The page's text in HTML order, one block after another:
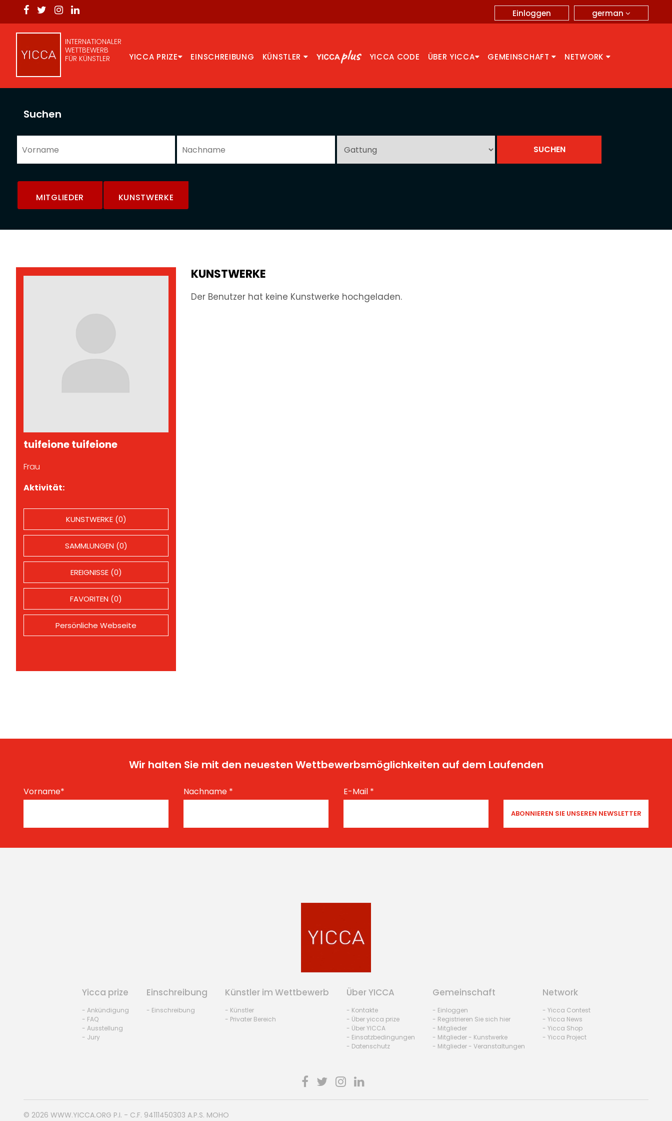
german
Einloggen
INTERNATIONALER
WETTBEWERB
FÜR KÜNSTLER
YICCA PRIZE EINSCHREIBUNG KÜNSTLER YICCA CODE ÜBER YICCA GEMEINSCHAFT NETWORK
Suchen
MITGLIEDER KUNSTWERKE
tuifeione tuifeione
Frau
Aktivität:
KUNSTWERKE (0)
SAMMLUNGEN (0)
EREIGNISSE (0)
FAVORITEN (0)
Persönliche Webseite
KUNSTWERKE
Der Benutzer hat keine Kunstwerke hochgeladen.
Wir halten Sie mit den neuesten Wettbewerbsmöglichkeiten auf dem Laufenden
Vorname* Nachname * E-Mail *
Yicca prize
- Ankündigung
- FAQ
- Ausstellung
- Jury
Einschreibung
- Einschreibung
Künstler im Wettbewerb
- Künstler
- Privater Bereich
Über YICCA
- Kontakte
- Über yicca prize
- Über YICCA
- Einsatzbedingungen
- Datenschutz
Gemeinschaft
- Einloggen
- Registrieren Sie sich hier
- Mitglieder
- Mitglieder - Kunstwerke
- Mitglieder - Veranstaltungen
Network
- Yicca Contest
- Yicca News
- Yicca Shop
- Yicca Project
© 2026 WWW.YICCA.ORG P.I. - C.F. 94111450303 A.P.S. MOHO